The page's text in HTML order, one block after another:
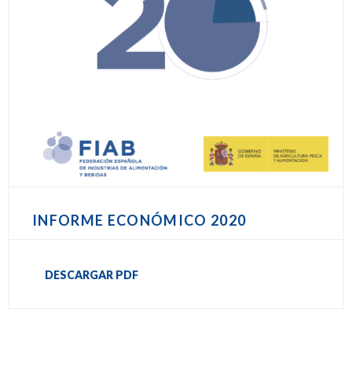
INFORME ECONÓMICO 2020
DESCARGAR PDF